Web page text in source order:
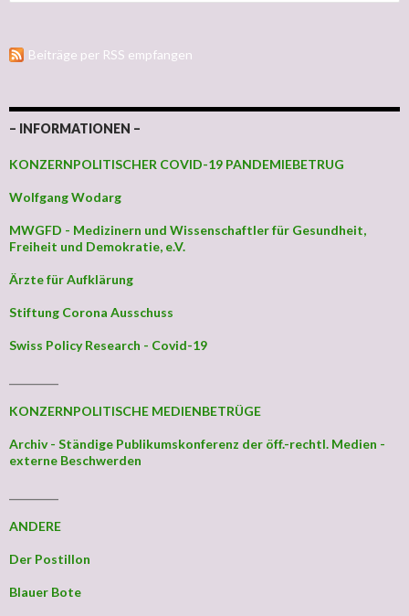
Beiträge per RSS empfangen
– INFORMATIONEN –
KONZERNPOLITISCHER COVID-19 PANDEMIEBETRUG
Wolfgang Wodarg
MWGFD - Medizinern und Wissenschaftler für Gesundheit,
Freiheit und Demokratie, e.V.
Ärzte für Aufklärung
Stiftung Corona Ausschuss
Swiss Policy Research - Covid-19
KONZERNPOLITISCHE MEDIENBETRÜGE
Archiv - Ständige Publikumskonferenz der öff.-rechtl. Medien -
externe Beschwerden
ANDERE
Der Postillon
Blauer Bote